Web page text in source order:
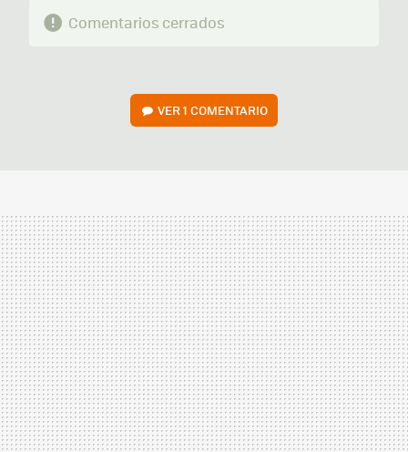
Comentarios cerrados
VER1 COMENTARIO